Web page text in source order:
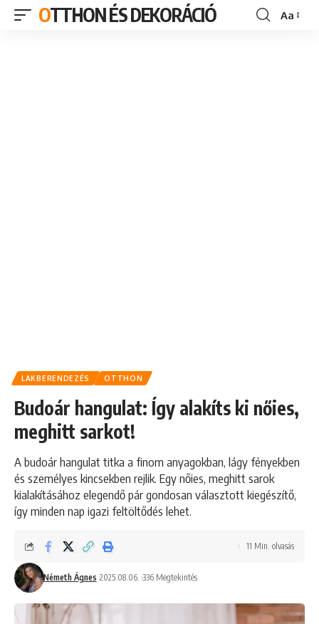
OTTHON ÉS DEKORÁCIÓ
Font
Aa
LAKBERENDEZÉS OTTHON
Budoár hangulat: Így alakíts ki nőies,
meghitt sarkot!
A budoár hangulat titka a finom anyagokban, lágy fényekben
és személyes kincsekben rejlik. Egy nőies, meghitt sarok
kialakításához elegendő pár gondosan választott kiegészítő,
így minden nap igazi feltöltődés lehet.
Németh Ágnes 2025.08.06. 336 Megtekintés
11 Min. olvasás